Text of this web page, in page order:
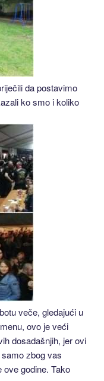
da postavimo
ko smo i koliko
veče, gledajući u
ovo je veći
dosadašnjih, jer ovi
zbog vas
godine. Tako